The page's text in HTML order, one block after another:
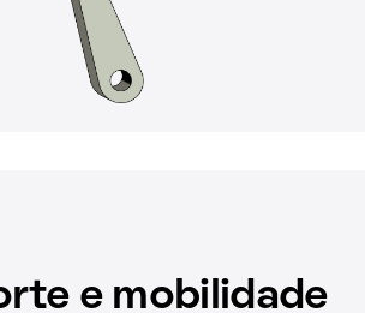
e mobilidade